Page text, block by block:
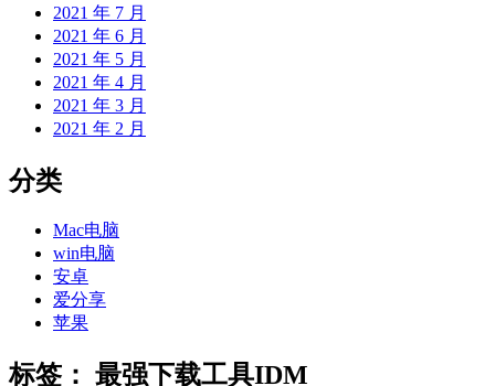
2021 年 7 月
2021 年 6 月
2021 年 5 月
2021 年 4 月
2021 年 3 月
2021 年 2 月
分类
Mac电脑
win电脑
安卓
爱分享
苹果
标签： 最强下载工具IDM